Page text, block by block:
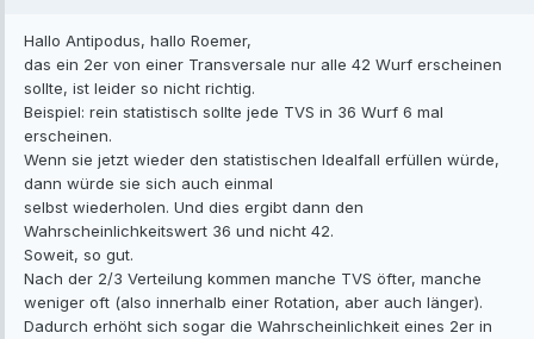
Hallo Antipodus, hallo Roemer,
das ein 2er von einer Transversale nur alle 42 Wurf erscheinen
sollte, ist leider so nicht richtig.
Beispiel: rein statistisch sollte jede TVS in 36 Wurf 6 mal
erscheinen.
Wenn sie jetzt wieder den statistischen Idealfall erfüllen würde,
dann würde sie sich auch einmal
selbst wiederholen. Und dies ergibt dann den
Wahrscheinlichkeitswert 36 und nicht 42.
Soweit, so gut.
Nach der 2/3 Verteilung kommen manche TVS öfter, manche
weniger oft (also innerhalb einer Rotation, aber auch länger).
Dadurch erhöht sich sogar die Wahrscheinlichkeit eines 2er in